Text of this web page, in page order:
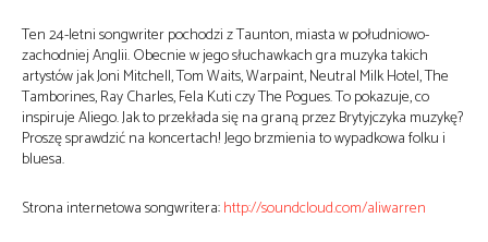
Ten 24-letni songwriter pochodzi z Taunton, miasta w południowo-
zachodniej Anglii. Obecnie w jego słuchawkach gra muzyka takich
artystów jak Joni Mitchell, Tom Waits, Warpaint, Neutral Milk Hotel, The
Tamborines, Ray Charles, Fela Kuti czy The Pogues. To pokazuje, co
inspiruje Aliego. Jak to przekłada się na graną przez Brytyjczyka muzykę?
Proszę sprawdzić na koncertach! Jego brzmienia to wypadkowa folku i
bluesa.
Strona internetowa songwritera:http://soundcloud.com/aliwarren